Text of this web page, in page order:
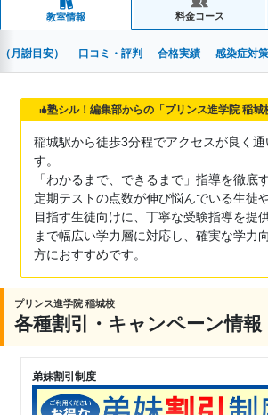
教室情報 料金コース
月謝目安） 口コミ・評判 合格実績 感染症対策
塾シル！編集部からの「プリンス進学院 稲城
稲城駅から徒歩3分程でアクセスが良く
す。
「わかるまで、できるまで」指導を徹底
定期テストの点数が伸び悩んでいる生徒
目指す生徒向けに、丁寧な受験指導を提
まで幅広い学力層に対応し、確実な学力
方におすすめです。
プリンス進学院 稲城校
各種割引・キャンペーン情報
弟妹割引制度